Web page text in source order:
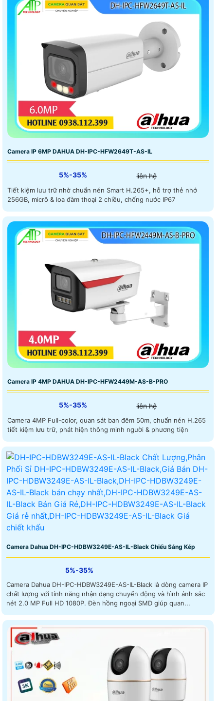
Camera IP 6MP DAHUA DH-IPC-HFW2649T-AS-IL
5%-35% liên hệ
Tiết kiệm lưu trữ nhờ chuẩn nén Smart H.265+, hỗ trợ thẻ nhớ
256GB, micrô & loa đàm thoại 2 chiều, chống nước IP67
Camera IP 4MP DAHUA DH-IPC-HFW2449M-AS-B-PRO
5%-35% liên hệ
Camera 4MP Full-color, quan sát ban đêm 50m, chuẩn nén H.265
tiết kiệm lưu trữ, phát hiện thông minh người & phương tiện
Camera Dahua DH-IPC-HDBW3249E-AS-IL-Black Chiếu Sáng Kép
5%-35%
Camera Dahua DH-IPC-HDBW3249E-AS-IL-Black là dòng camera IP
chất lượng với tính năng nhận dạng chuyển động và hình ảnh sắc
nét 2.0 MP Full HD 1080P. Đèn hồng ngoại SMD giúp quan...